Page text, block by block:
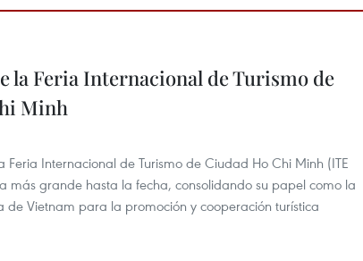
la Feria Internacional de Turismo de
Minh
Feria Internacional de Turismo de Ciudad Ho Chi Minh (ITE
más grande hasta la fecha, consolidando su papel como la
de Vietnam para la promoción y cooperación turística